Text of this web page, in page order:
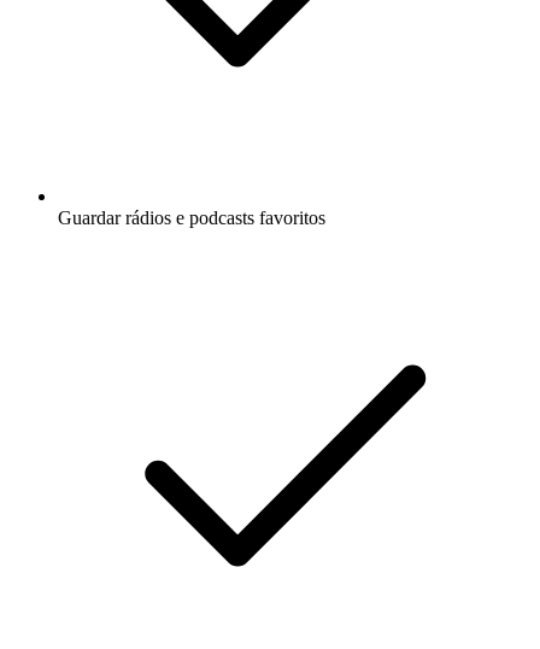
Guardar rádios e podcasts favoritos